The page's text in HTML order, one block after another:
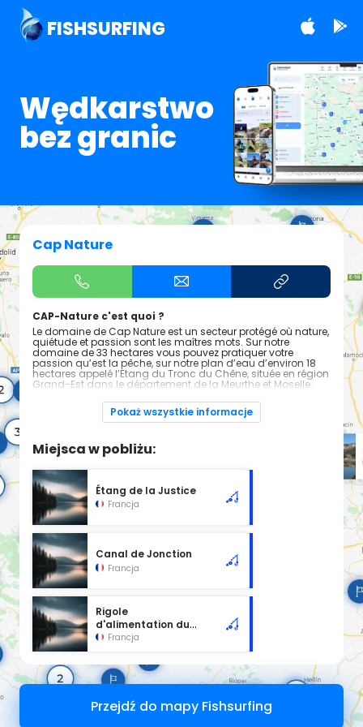
FISHSURFING
Wędkarstwo
bez granic
Cap Nature
CAP-Nature c'est quoi ?
Le domaine de Cap Nature est un secteur protégé où nature,
quiétude et passion sont les maîtres mots. Sur notre
domaine de 33 hectares vous pouvez pratiquer votre
passion qu’est la pêche, sur notre plan d’eau d’environ 18
hectares appelé l’Etang du Tronc du Chêne, située en région
Grand-Est dans le département de la Meurthe et Moselle.
Situés entre le canal de l’Est et la Moselle sauvage, la
biodiversité et biotope à Cap Nature y sont exceptionnels.
Pokaż wszystkie informacje
Miejsca w pobliżu:
Étang de la Justice
Francja
Canal de Jonction
Francja
Rigole
d'alimentation du
Canal de Jonction
Francja
Przejdź do mapy Fishsurfing